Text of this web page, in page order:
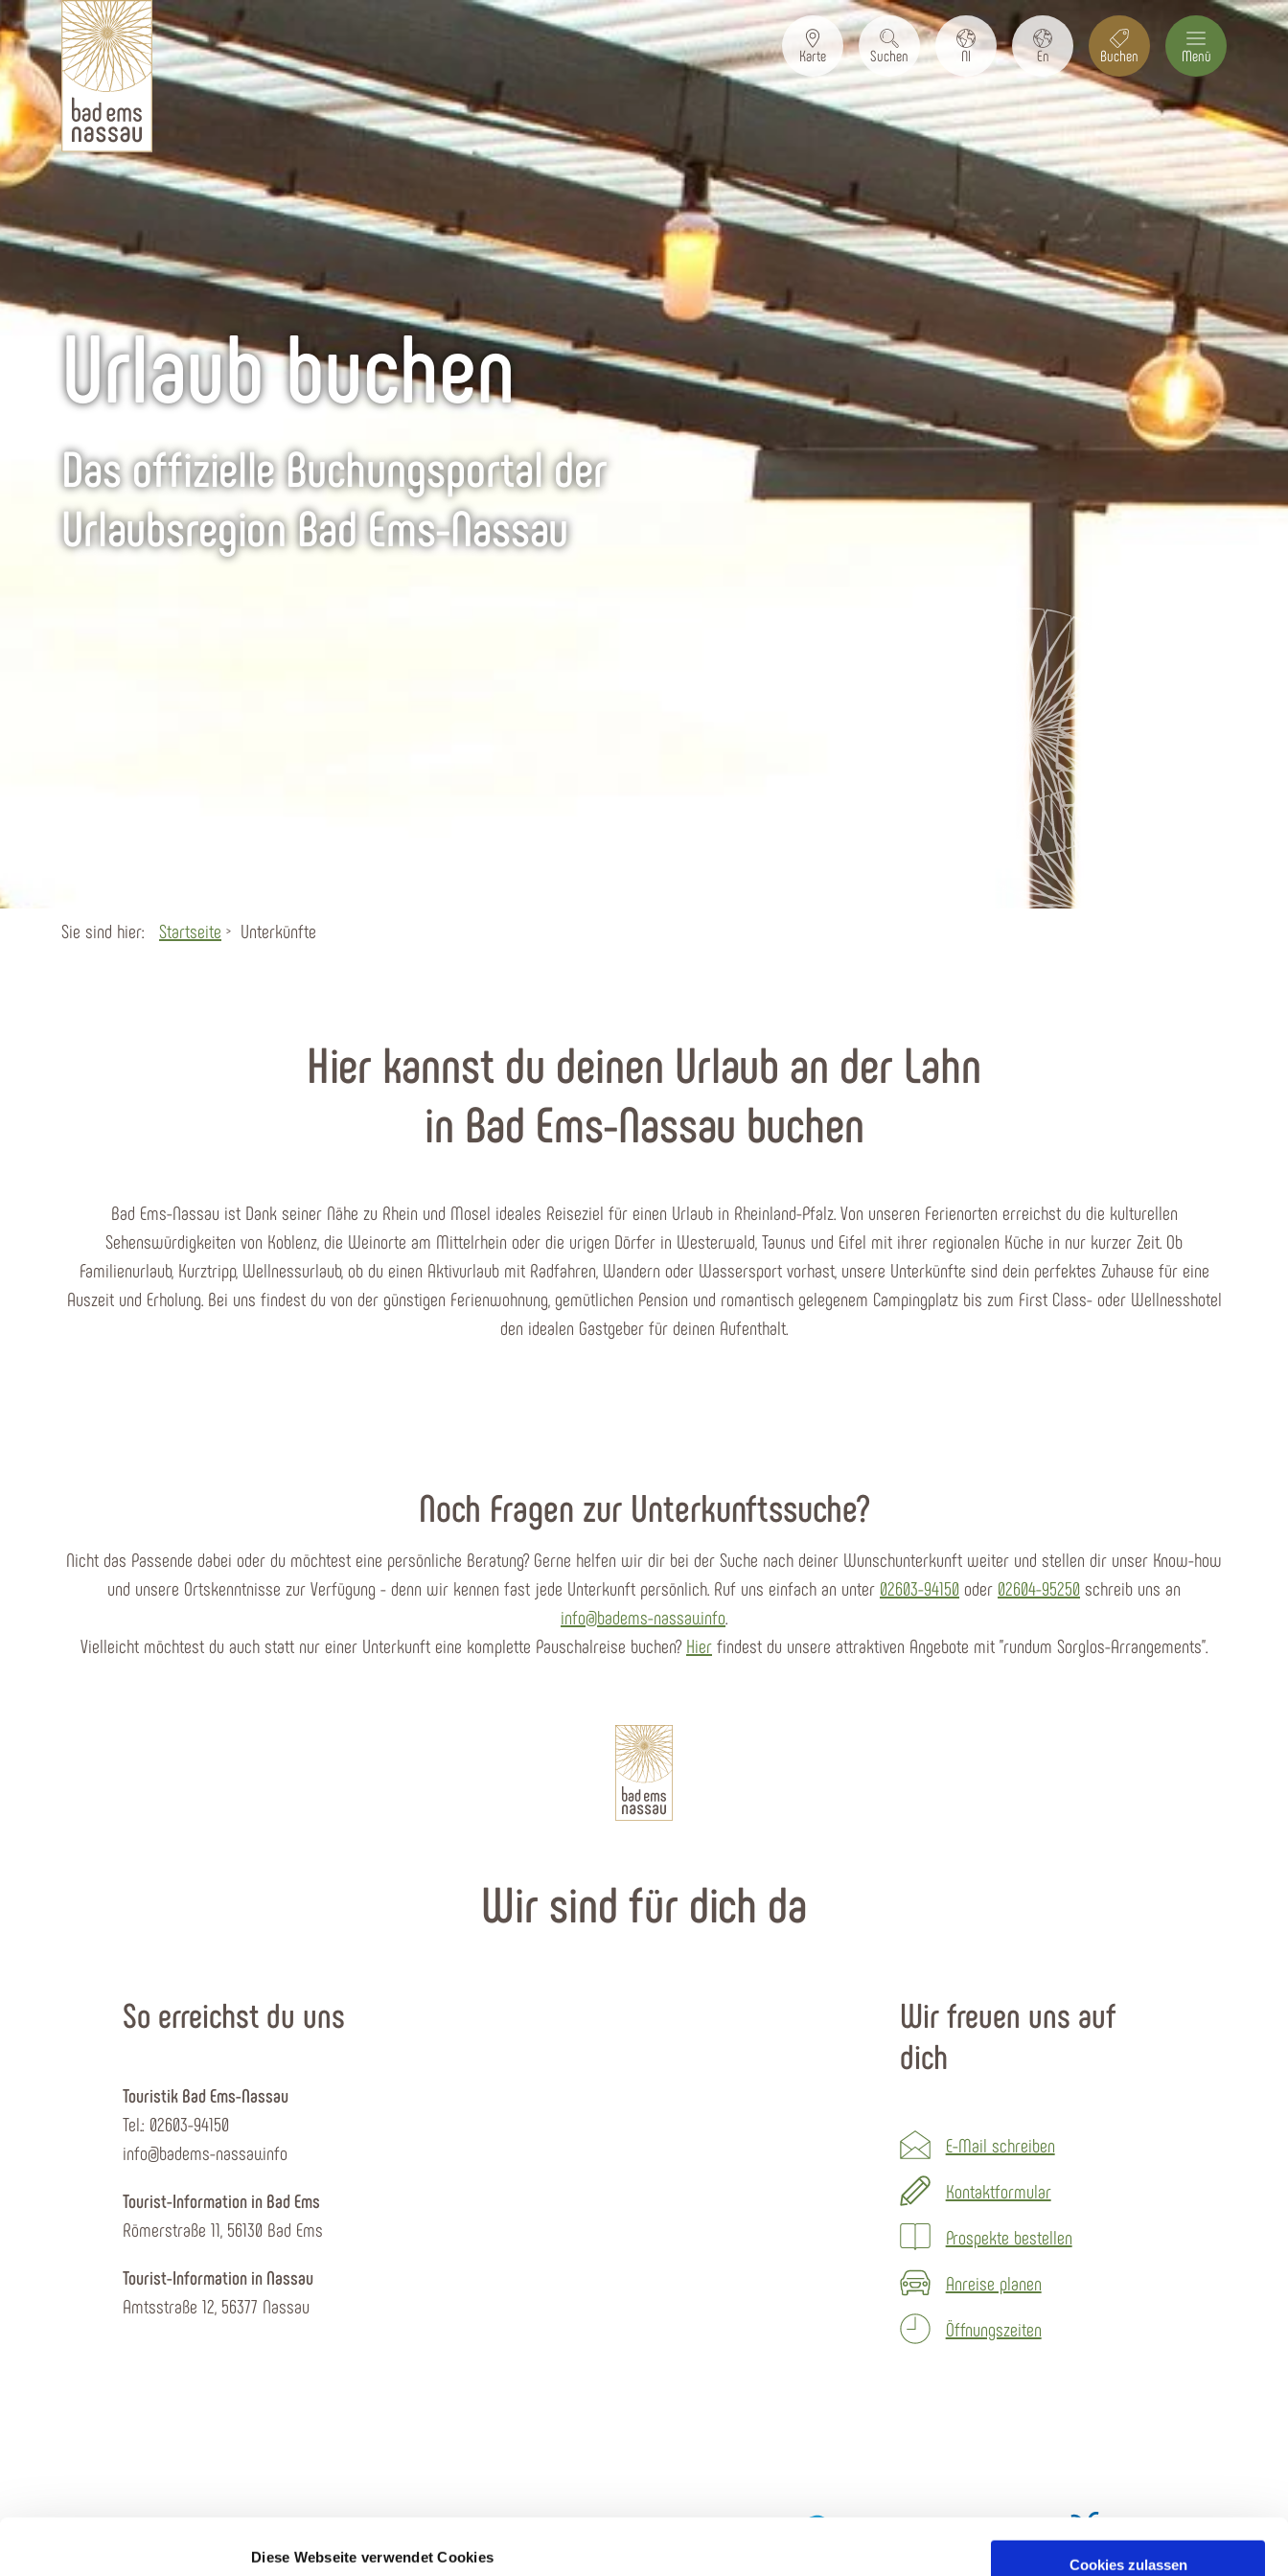
Diese Webseite verwendet Cookies Cookies zulassen
Karte Suchen Nl En Buchen Menü
Urlaub buchen
Das offizielle Buchungsportal der
Urlaubsregion Bad Ems-Nassau
Sie sind hier: Startseite Unterkünfte
Hier kannst du deinen Urlaub an der Lahn
in Bad Ems-Nassau buchen
Bad Ems-Nassau ist Dank seiner Nähe zu Rhein und Mosel ideales Reiseziel für einen Urlaub in Rheinland-Pfalz. Von unseren Ferienorten erreichst du die kulturellen
Sehenswürdigkeiten von Koblenz, die Weinorte am Mittelrhein oder die urigen Dörfer in Westerwald, Taunus und Eifel mit ihrer regionalen Küche in nur kurzer Zeit. Ob
Familienurlaub, Kurztripp, Wellnessurlaub, ob du einen Aktivurlaub mit Radfahren, Wandern oder Wassersport vorhast, unsere Unterkünfte sind dein perfektes Zuhause für eine
Auszeit und Erholung. Bei uns findest du von der günstigen Ferienwohnung, gemütlichen Pension und romantisch gelegenem Campingplatz bis zum First Class- oder Wellnesshotel
den idealen Gastgeber für deinen Aufenthalt.
Noch Fragen zur Unterkunftssuche?
Nicht das Passende dabei oder du möchtest eine persönliche Beratung? Gerne helfen wir dir bei der Suche nach deiner Wunschunterkunft weiter und stellen dir unser Know-how
und unsere Ortskenntnisse zur Verfügung - denn wir kennen fast jede Unterkunft persönlich. Ruf uns einfach an unter 02603-94150 oder 02604-95250 schreib uns an
info@badems-nassau.info.
Vielleicht möchtest du auch statt nur einer Unterkunft eine komplette Pauschalreise buchen? Hier findest du unsere attraktiven Angebote mit "rundum Sorglos-Arrangements".
Wir sind für dich da
So erreichst du uns
Touristik Bad Ems-Nassau
Tel.: 02603-94150
info@badems-nassau.info
Tourist-Information in Bad Ems
Römerstraße 11, 56130 Bad Ems
Tourist-Information in Nassau
Amtsstraße 12, 56377 Nassau
Wir freuen uns auf
dich
E-Mail schreiben
Kontaktformular
Prospekte bestellen
Anreise planen
Öffnungszeiten